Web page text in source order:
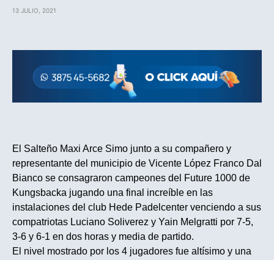
13 JULIO, 2021
El Salteño Maxi Arce Simo junto a su compañero y
representante del municipio de Vicente López Franco Dal
Bianco se consagraron campeones del Future 1000 de
Kungsbacka jugando una final increíble en las
instalaciones del club Hede Padelcenter venciendo a sus
compatriotas Luciano Soliverez y Yain Melgratti por 7-5,
3-6 y 6-1 en dos horas y media de partido.
El nivel mostrado por los 4 jugadores fue altísimo y una